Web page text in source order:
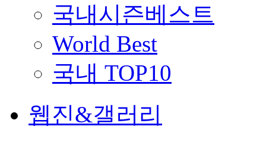
국내시즌베스트
World Best
국내 TOP10
웹진&갤러리